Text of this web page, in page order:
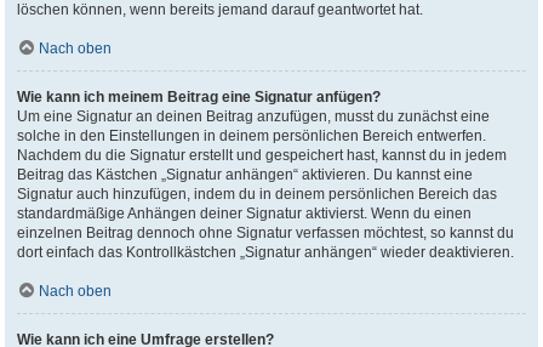
löschen können, wenn bereits jemand darauf geantwortet hat.
Nach oben
Wie kann ich meinem Beitrag eine Signatur anfügen?
Um eine Signatur an deinen Beitrag anzufügen, musst du zunächst eine
solche in den Einstellungen in deinem persönlichen Bereich entwerfen.
Nachdem du die Signatur erstellt und gespeichert hast, kannst du in jedem
Beitrag das Kästchen „Signatur anhängen“ aktivieren. Du kannst eine
Signatur auch hinzufügen, indem du in deinem persönlichen Bereich das
standardmäßige Anhängen deiner Signatur aktivierst. Wenn du einen
einzelnen Beitrag dennoch ohne Signatur verfassen möchtest, so kannst du
dort einfach das Kontrollkästchen „Signatur anhängen“ wieder deaktivieren.
Nach oben
Wie kann ich eine Umfrage erstellen?